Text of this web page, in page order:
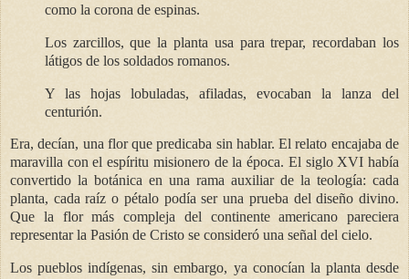
como la corona de espinas.
Los zarcillos, que la planta usa para trepar, recordaban los
látigos de los soldados romanos.
Y las hojas lobuladas, afiladas, evocaban la lanza del
centurión.
Era, decían, una flor que predicaba sin hablar. El relato encajaba de
maravilla con el espíritu misionero de la época. El siglo XVI había
convertido la botánica en una rama auxiliar de la teología: cada
planta, cada raíz o pétalo podía ser una prueba del diseño divino.
Que la flor más compleja del continente americano pareciera
representar la Pasión de Cristo se consideró una señal del cielo.
Los pueblos indígenas, sin embargo, ya conocían la planta desde